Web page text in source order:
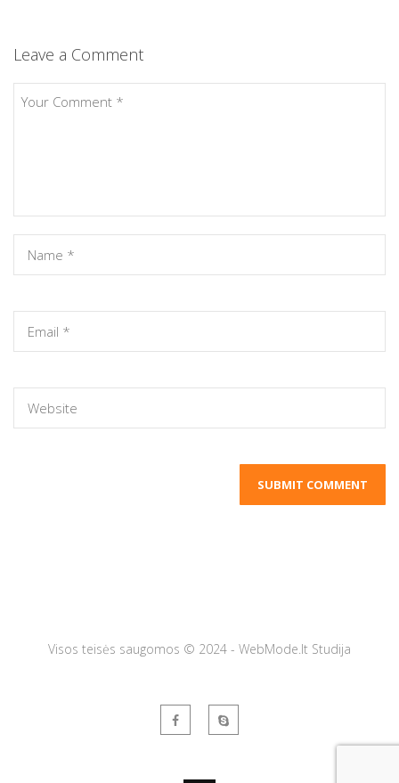
Leave a Comment
Visos teisės saugomos © 2024 - WebMode.lt Studija